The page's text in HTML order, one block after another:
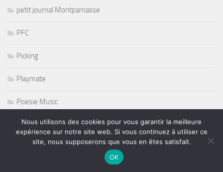
petit journal Montparnasse
PFC
Picking
Playmate
Poesie Music
Pop
Nous utilisons des cookies pour vous garantir la meilleure
expérience sur notre site web. Si vous continuez à utiliser ce
site, nous supposerons que vous en êtes satisfait.
OK